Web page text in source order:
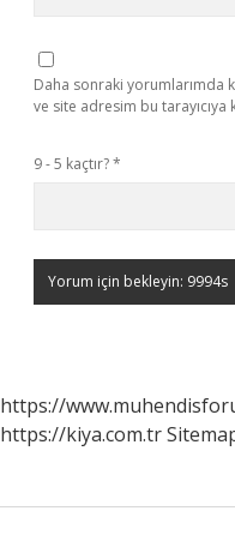
Daha sonraki yorumlarımda
ve site adresim bu tarayıcıya
9 - 5 kaçtır?*
https://
https://kiya.com.tr